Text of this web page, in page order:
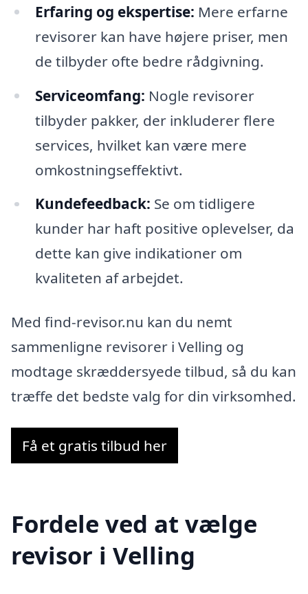
Erfaring og ekspertise: Mere erfarne
revisorer kan have højere priser, men
de tilbyder ofte bedre rådgivning.
Serviceomfang: Nogle revisorer
tilbyder pakker, der inkluderer flere
services, hvilket kan være mere
omkostningseffektivt.
Kundefeedback: Se om tidligere
kunder har haft positive oplevelser, da
dette kan give indikationer om
kvaliteten af arbejdet.
Med find-revisor.nu kan du nemt
sammenligne revisorer i Velling og
modtage skræddersyede tilbud, så du kan
træffe det bedste valg for din virksomhed.
Få et gratis tilbud her
Fordele ved at vælge
revisor i Velling